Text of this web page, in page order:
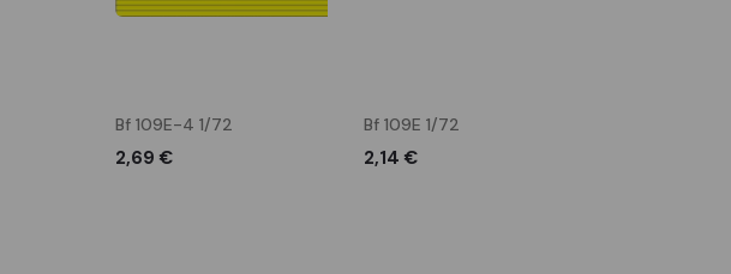
Bf 109E-4 1/72
2,69 €
Bf 109E 1/72
2,14 €